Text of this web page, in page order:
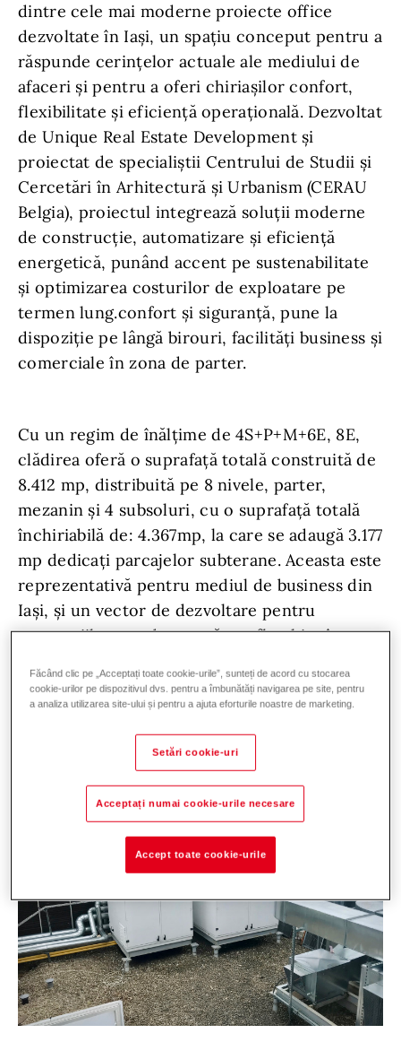
dintre cele mai moderne proiecte office
dezvoltate în Iași, un spațiu conceput pentru a
răspunde cerințelor actuale ale mediului de
afaceri și pentru a oferi chiriașilor confort,
flexibilitate și eficiență operațională. Dezvoltat
de Unique Real Estate Development și
proiectat de specialiștii Centrului de Studii și
Cercetări în Arhitectură și Urbanism (CERAU
Belgia), proiectul integrează soluții moderne
de construcție, automatizare și eficiență
energetică, punând accent pe sustenabilitate
și optimizarea costurilor de exploatare pe
termen lung.confort și siguranţă, pune la
dispoziţie pe lângă birouri, facilităţi business şi
comerciale în zona de parter.
Cu un regim de înălţime de 4S+P+M+6E, 8E,
clădirea oferă o suprafaţă totală construită de
8.412 mp, distribuită pe 8 nivele, parter,
mezanin şi 4 subsoluri, cu o suprafaţă totală
închiriabilă de: 4.367mp, la care se adaugă 3.177
mp dedicaţi parcajelor subterane. Aceasta este
reprezentativă pentru mediul de business din
Iaşi, şi un vector de dezvoltare pentru
companiile care doresc să se afle chiar în
Făcând clic pe „Acceptați toate cookie-urile”, sunteți de acord cu stocarea
cookie-urilor pe dispozitivul dvs. pentru a îmbunătăți navigarea pe site, pentru
a analiza utilizarea site-ului și pentru a ajuta eforturile noastre de marketing.
Setări cookie-uri
Acceptați numai cookie-urile necesare
Accept toate cookie-urile